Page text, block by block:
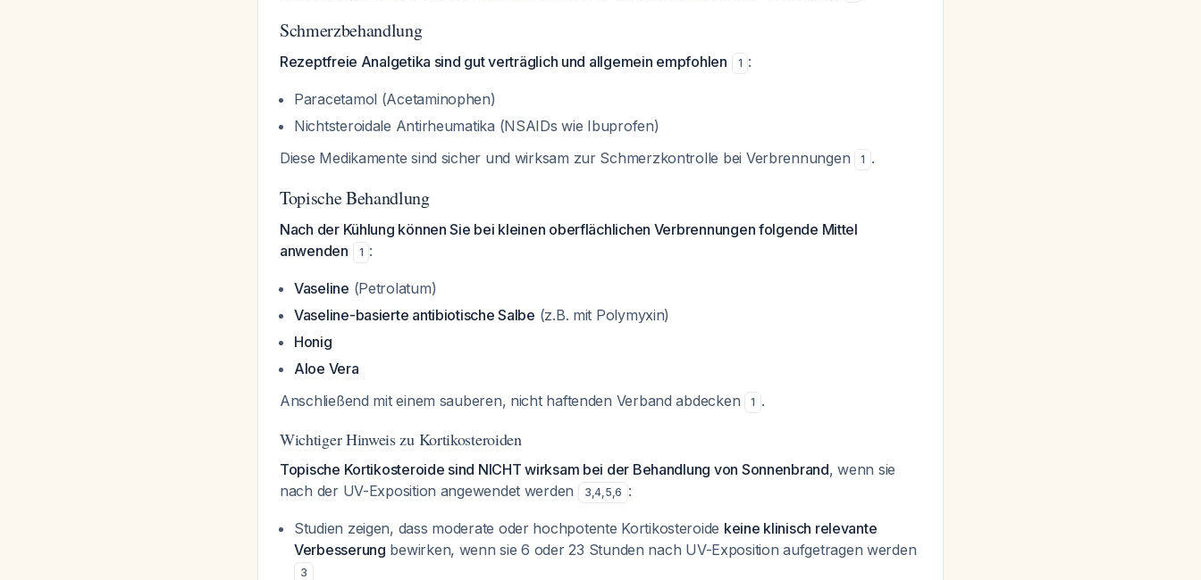
Schmerzbehandlung
Rezeptfreie Analgetika sind gut verträglich und allgemein empfohlen 1 :
Paracetamol (Acetaminophen)
Nichtsteroidale Antirheumatika (NSAIDs wie Ibuprofen)
Diese Medikamente sind sicher und wirksam zur Schmerzkontrolle bei Verbrennungen
1 .
Topische Behandlung
Nach der Kühlung können Sie bei kleinen oberflächlichen Verbrennungen folgende Mittel
anwenden
1 :
Vaseline (Petrolatum)
Vaseline-basierte antibiotische Salbe (z.B. mit Polymyxin)
Honig
Aloe Vera
Anschließend mit einem sauberen, nicht haftenden Verband abdecken
1 .
Wichtiger Hinweis zu Kortikosteroiden
Topische Kortikosteroide sind NICHT wirksam bei der Behandlung von Sonnenbrand, wenn sie
nach der UV-Exposition angewendet werden
3,4,5,6 :
Studien zeigen, dass moderate oder hochpotente Kortikosteroide keine klinisch relevante
Verbesserung bewirken, wenn sie 6 oder 23 Stunden nach UV-Exposition aufgetragen werden
3